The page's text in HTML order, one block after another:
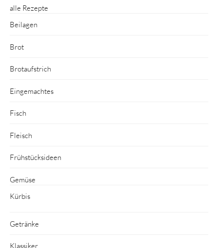
alle Rezepte
Beilagen
Brot
Brotaufstrich
Eingemachtes
Fisch
Fleisch
Frühstücksideen
Gemüse
Kürbis
Getränke
Klassiker